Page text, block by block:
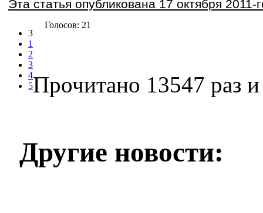
Эта статья опубликована 17 октября 2011-
3
1
2
3
4
5
Голосов: 21
Прочитано 13547 раз
Другие новости: